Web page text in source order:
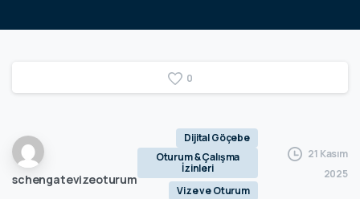
0
schengatevizeoturum
Dijital Göçebe
Oturum & Çalışma
İzinleri
Vize ve Oturum
21 Kasım
2025